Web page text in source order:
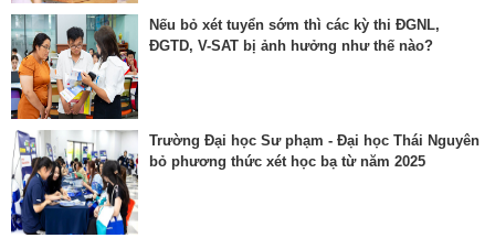
Nếu bỏ xét tuyển sớm thì các kỳ thi ĐGNL,
ĐGTD, V-SAT bị ảnh hưởng như thế nào?
Trường Đại học Sư phạm - Đại học Thái Nguyên
bỏ phương thức xét học bạ từ năm 2025